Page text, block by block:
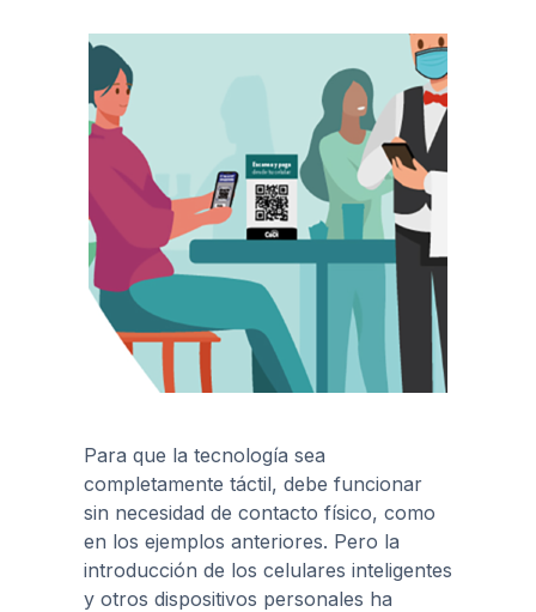
Para que la tecnología sea
completamente táctil, debe funcionar
sin necesidad de contacto físico, como
en los ejemplos anteriores. Pero la
introducción de los celulares inteligentes
y otros dispositivos personales ha